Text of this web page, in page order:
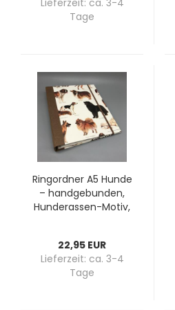
Lieferzeit: ca. 3-4
Tage
Ring­ord­ner A5 Hunde
– hand­ge­bun­den,
Hunderassen-​​Motiv,
22,95 EUR
Lieferzeit: ca. 3-4
Tage